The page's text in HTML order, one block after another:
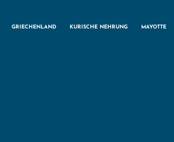
GRIECHENLAND KURISCHE NEHRUNG MAYOTTE